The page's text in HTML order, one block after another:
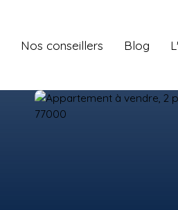
Nos conseillers Blog